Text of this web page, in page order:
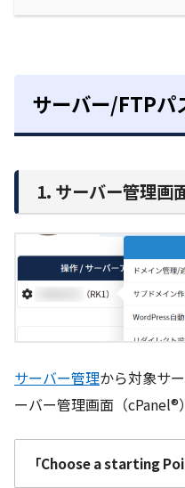
サーバー/FTPパ
1. サーバー管理画
サーバー管理から対象サ
ーバー管理画面（cPanel®
「Choose a starting